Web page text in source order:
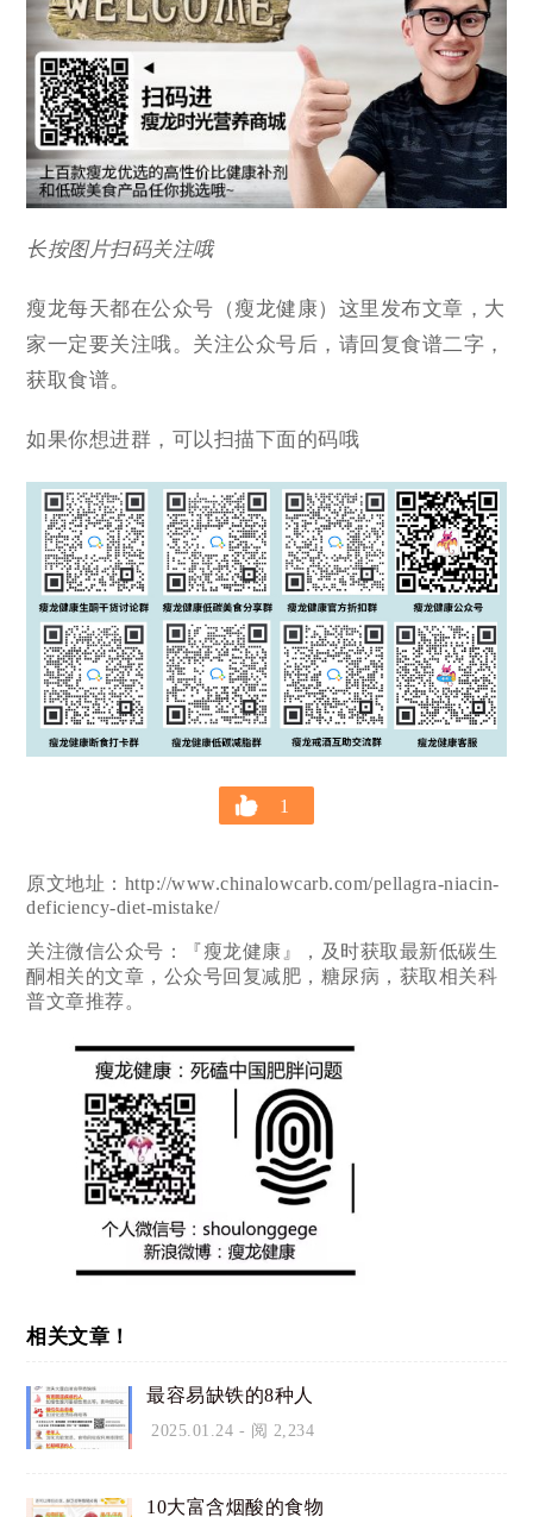
长按图片扫码关注哦
瘦龙每天都在公众号（瘦龙健康）这里发布文章，大
家一定要关注哦。关注公众号后，请回复食谱二字，
获取食谱。
如果你想进群，可以扫描下面的码哦
1
原文地址：http://www.chinalowcarb.com/pellagra-niacin-
deficiency-diet-mistake/
关注微信公众号：『瘦龙健康』，及时获取最新低碳生
酮相关的文章，公众号回复减肥，糖尿病，获取相关科
普文章推荐。
相关文章！
最容易缺铁的8种人
2025.01.24 - 阅 2,234
10大富含烟酸的食物